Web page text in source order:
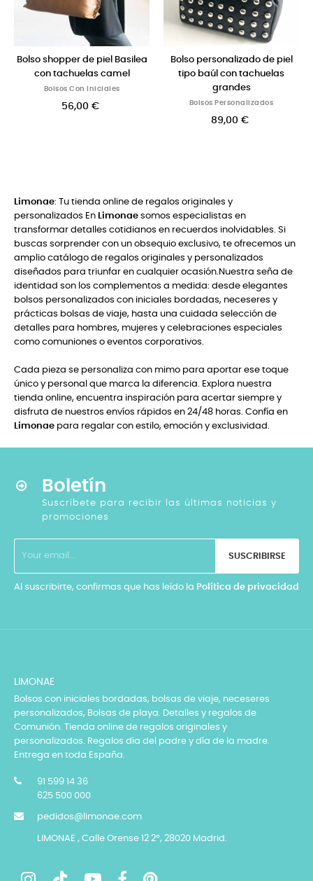
shopper de piel Basilea
con tachuelas camel
Bolsos Con Iniciales
56,00 €
Bolso personalizado de piel
tipo baúl con tachuelas
grandes
Bolsos Personalizados
89,00 €
Limonae: Tu tienda online de regalos originales y
personalizados En
Limonae somos especialistas en
transformar detalles cotidianos en recuerdos inolvidables. Si
buscas sorprender con un obsequio exclusivo, te ofrecemos un
amplio catálogo de regalos originales y personalizados
diseñados para triunfar en cualquier ocasión.Nuestra seña de
identidad son los complementos a medida: desde elegantes
bolsos personalizados con iniciales bordadas, neceseres y
prácticas bolsas de viaje, hasta una cuidada selección de
detalles para hombres, mujeres y celebraciones especiales
como comuniones o eventos corporativos.
Cada pieza se personaliza con mimo para aportar ese toque
único y personal que marca la diferencia. Explora nuestra
tienda online, encuentra inspiración para acertar siempre y
disfruta de nuestros envíos rápidos en 24/48 horas. Confía en
Limonae para regalar con estilo, emoción y exclusividad.
Boletín
Suscríbete para recibir las últimas noticias y
promociones
SUSCRIBIRSE
Al suscribirte, confirmas que has leído la Política de privacidad
LIMONAE
Bolsos con iniciales bordadas, bolsas de viaje, neceseres
personalizados, Bolsas de playa. Detalles y regalos de
Comunión. Tienda online de regalos originales y
personalizados. Regalos día del padre y día de la madre.
Entrega en toda España.
91 599 14 36
625 500 000
pedidos@limonae.com
LIMONAE , Calle Orense 12 2º, 28020 Madrid.